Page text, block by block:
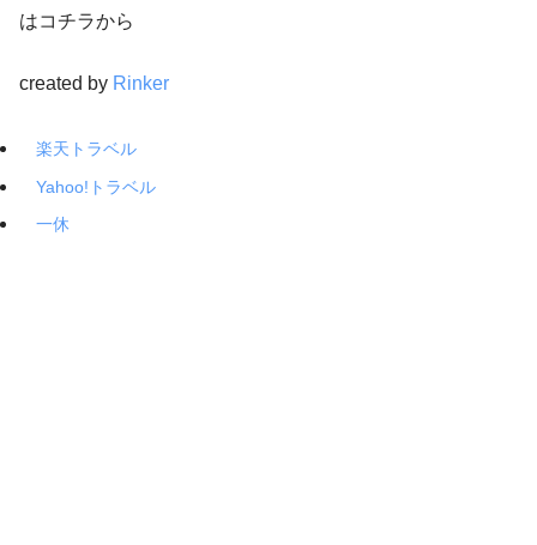
はコチラから
created by Rinker
楽天トラベル
Yahoo!トラベル
一休